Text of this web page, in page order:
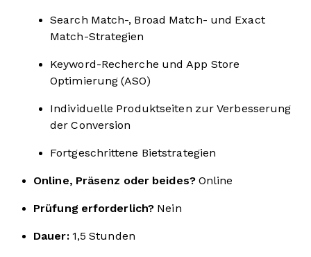
Search Match-, Broad Match- und Exact
Match-Strategien
Keyword-Recherche und App Store
Optimierung (ASO)
Individuelle Produktseiten zur Verbesserung
der Conversion
Fortgeschrittene Bietstrategien
Online, Präsenz oder beides? Online
Prüfung erforderlich? Nein
Dauer: 1,5 Stunden